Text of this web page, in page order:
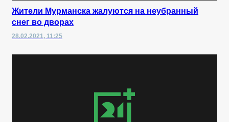
Жители Мурманска жалуются на неубранный
снег во дворах
28.02.2021, 11:25